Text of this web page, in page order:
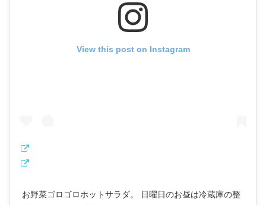
View this post on Instagram
お野菜ゴロゴロホットサラダ。 日曜日のお昼は冷蔵庫の整